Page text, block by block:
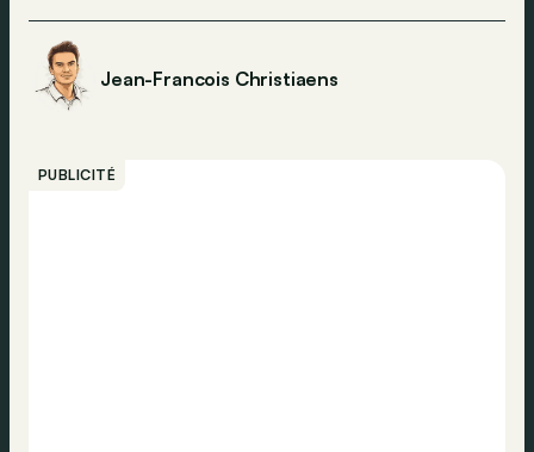
Jean-Francois Christiaens
PUBLICITÉ